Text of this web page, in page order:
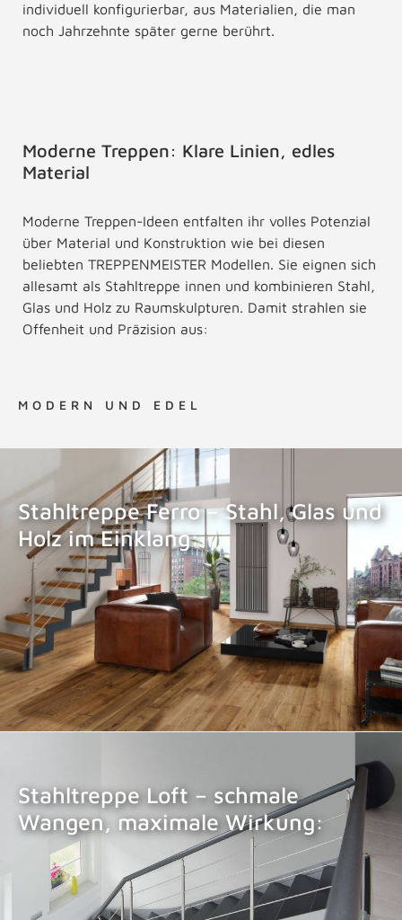
individuell konfigurierbar, aus Materialien, die man
noch Jahrzehnte später gerne berührt.
Moderne Treppen: Klare Linien, edles
Material
Moderne Treppen-Ideen entfalten ihr volles Potenzial
über Material und Konstruktion wie bei diesen
beliebten TREPPENMEISTER Modellen. Sie eignen sich
allesamt als Stahltreppe innen und kombinieren Stahl,
Glas und Holz zu Raumskulpturen. Damit strahlen sie
Offenheit und Präzision aus:
MODERN UND EDEL
Stahltreppe Ferro – Stahl, Glas und
Holz im Einklang:
STAHLTREPPE FERRO
Stahltreppe Loft – schmale
Wangen, maximale Wirkung:
STAHLTREPPE LOFT